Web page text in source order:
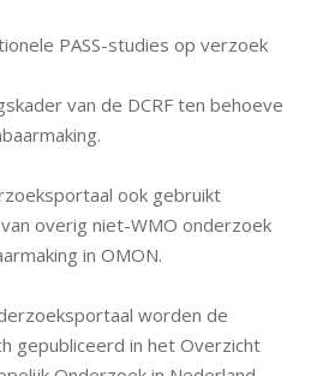
PASS-studies op verzoek
van de DCRF ten behoeve
ook gebruikt
overig niet-WMO onderzoek
in OMON.
worden de
gepubliceerd in het Overzicht